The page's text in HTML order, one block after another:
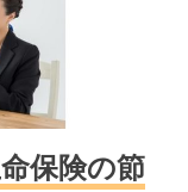
保険の節